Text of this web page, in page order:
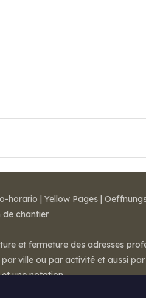
horario | Yellow Pages |
de chantier
et fermeture des adresses
ville ou par activité et aussi
une notation.